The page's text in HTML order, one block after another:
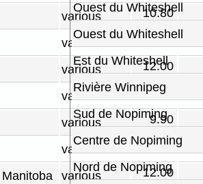
various 10.80
various 9.90
various 12.00
various 9.90
various 9.90
various 12.00
various 12.00
Ouest du Whiteshell
Ouest du Whiteshell
Est du Whiteshell
Rivière Winnipeg
Sud de Nopiming
Centre de Nopiming
Nord de Nopiming